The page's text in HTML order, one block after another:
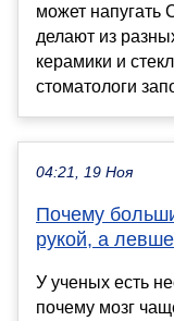
может
делают из
керамики и
стоматологи
04:21, 19 Ноя
Почему
рукой, а
У ученых есть
почему мозг